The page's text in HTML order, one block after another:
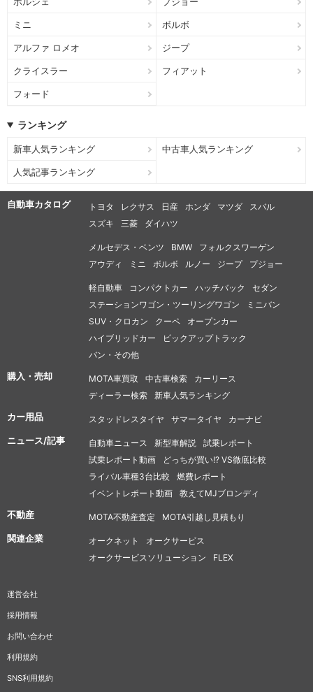
ミニ ボルボ
アルファ ロメオ ジープ
クライスラー フィアット
フォード
ランキング
新車人気ランキング 中古車人気ランキング
人気記事ランキング
自動車カタログ トヨタ レクサス 日産 ホンダ マツダ
スバル
スズキ
三菱 ダイハツ
メルセデス・ベンツ BMW
フォルクスワーゲン
アウディ
ミニ ボルボ ルノー ジープ プジョー
軽自動車 コンパクトカー ハッチバック
セダン
ステーションワゴン・ツーリングワゴン
ミニバン
SUV・クロカン
クーペ
オープンカー
ハイブリッドカー
ピックアップトラック
バン・その他
購入・売却 MOTA車買取 中古車検索
カーリース
ディーラー検索
新車人気ランキング
カー用品 スタッドレスタイヤ サマータイヤ カーナビ
ニュース/記事 自動車ニュース 新型車解説
試乗レポート
試乗レポート動画
どっちが買い!? VS徹底比較
ライバル車種3台比較
燃費レポート
イベントレポート動画
教えてMJブロンディ
不動産 MOTA不動産査定 MOTA引越し見積もり
関連企業 オークネット
オークサービス
オークサービスソリューション
FLEX
運営会社
採用情報
お問い合わせ
利用規約
SNS利用規約